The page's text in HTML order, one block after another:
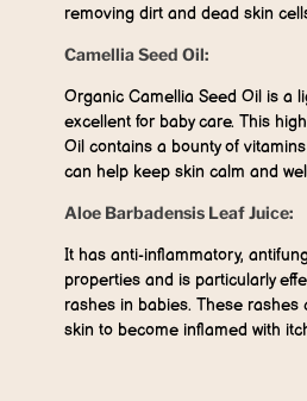
removing dirt and dead skin
Camellia Seed Oil:
Organic Camellia Seed Oil is a
excellent for baby care. This
Oil contains a bounty of
can help keep skin calm and
Aloe Barbadensis Leaf Juice:
It has anti-inflammatory,
properties and is particularly
rashes in babies. These rashes
skin to become inflamed with